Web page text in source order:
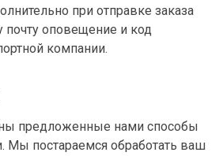
при отправке заказа
оповещение и код
компании.
предложенные нами способы
Мы постараемся обработать ваш